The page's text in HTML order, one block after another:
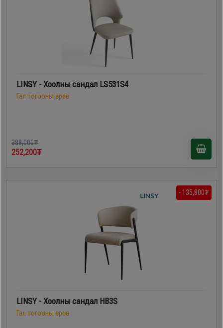
LINSY - Хоолны сандал LS531S4
Гал тогооны өрөө
388,000₮
252,200₮
- 135,800₮
LINSY - Хоолны сандал HB3S
Гал тогооны өрөө